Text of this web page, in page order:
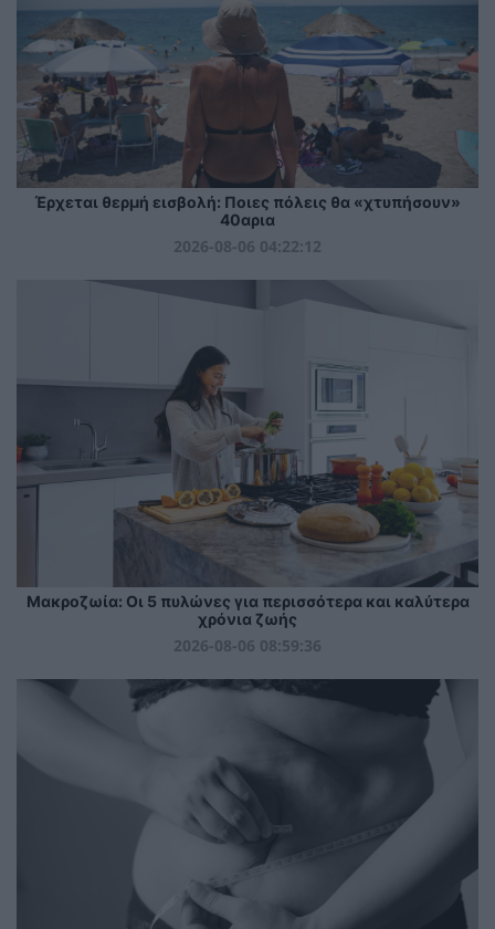
Έρχεται θερμή εισβολή: Ποιες πόλεις θα «χτυπήσουν»
40αρια
2026-08-06 04:22:12
Mακροζωία: Οι 5 πυλώνες για περισσότερα και καλύτερα
χρόνια ζωής
2026-08-06 08:59:36